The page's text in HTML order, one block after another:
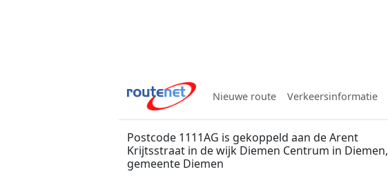
Nieuwe route Verkeersinformatie
Postcode 1111AG is gekoppeld aan de Arent
Krijtsstraat in de wijk Diemen Centrum in Diemen,
gemeente Diemen